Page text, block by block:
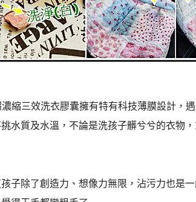
縮三效洗衣膠囊擁有特有科技薄膜設計，
水質及水溫，不論是洗孩子髒兮兮的衣物
子除了創造力、想像力無限，沾污力也是